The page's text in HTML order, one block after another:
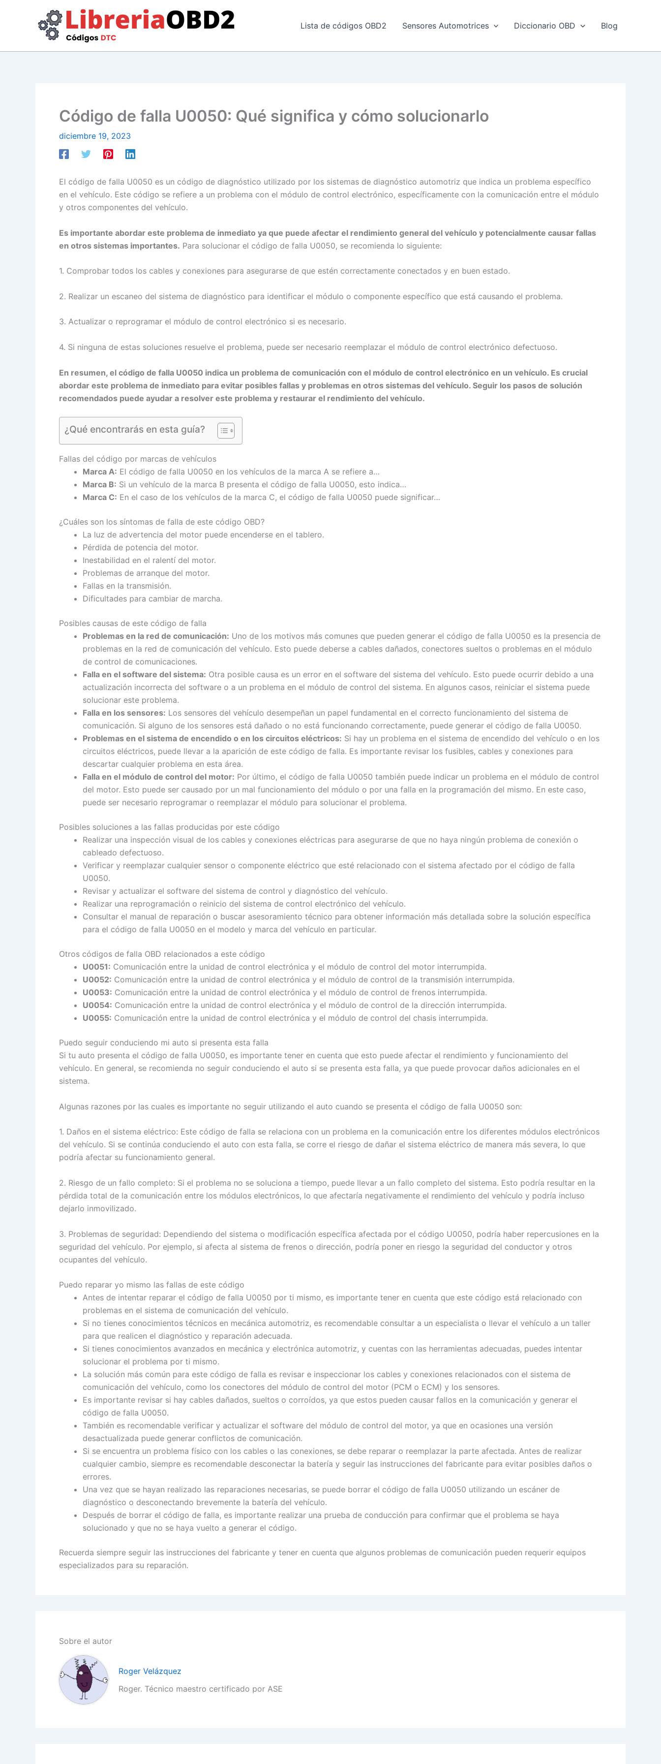
Lista de códigos OBD2 Sensores Automotrices Diccionario OBD Blog
Código de falla U0050: Qué significa y cómo solucionarlo
diciembre 19, 2023
El código de falla U0050 es un código de diagnóstico utilizado por los sistemas de diagnóstico automotriz que indica un problema específico
en el vehículo. Este código se refiere a un problema con el módulo de control electrónico, específicamente con la comunicación entre el módulo
y otros componentes del vehículo.
Es importante abordar este problema de inmediato ya que puede afectar el rendimiento general del vehículo y potencialmente causar fallas
en otros sistemas importantes. Para solucionar el código de falla U0050, se recomienda lo siguiente:
1. Comprobar todos los cables y conexiones para asegurarse de que estén correctamente conectados y en buen estado.
2. Realizar un escaneo del sistema de diagnóstico para identificar el módulo o componente específico que está causando el problema.
3. Actualizar o reprogramar el módulo de control electrónico si es necesario.
4. Si ninguna de estas soluciones resuelve el problema, puede ser necesario reemplazar el módulo de control electrónico defectuoso.
En resumen, el código de falla U0050 indica un problema de comunicación con el módulo de control electrónico en un vehículo. Es crucial
abordar este problema de inmediato para evitar posibles fallas y problemas en otros sistemas del vehículo. Seguir los pasos de solución
recomendados puede ayudar a resolver este problema y restaurar el rendimiento del vehículo.
¿Qué encontrarás en esta guía?
Fallas del código por marcas de vehículos
Marca A: El código de falla U0050 en los vehículos de la marca A se refiere a…
Marca B: Si un vehículo de la marca B presenta el código de falla U0050, esto indica…
Marca C: En el caso de los vehículos de la marca C, el código de falla U0050 puede significar…
¿Cuáles son los síntomas de falla de este código OBD?
La luz de advertencia del motor puede encenderse en el tablero.
Pérdida de potencia del motor.
Inestabilidad en el ralentí del motor.
Problemas de arranque del motor.
Fallas en la transmisión.
Dificultades para cambiar de marcha.
Posibles causas de este código de falla
Problemas en la red de comunicación: Uno de los motivos más comunes que pueden generar el código de falla U0050 es la presencia de
problemas en la red de comunicación del vehículo. Esto puede deberse a cables dañados, conectores sueltos o problemas en el módulo
de control de comunicaciones.
Falla en el software del sistema: Otra posible causa es un error en el software del sistema del vehículo. Esto puede ocurrir debido a una
actualización incorrecta del software o a un problema en el módulo de control del sistema. En algunos casos, reiniciar el sistema puede
solucionar este problema.
Falla en los sensores: Los sensores del vehículo desempeñan un papel fundamental en el correcto funcionamiento del sistema de
comunicación. Si alguno de los sensores está dañado o no está funcionando correctamente, puede generar el código de falla U0050.
Problemas en el sistema de encendido o en los circuitos eléctricos: Si hay un problema en el sistema de encendido del vehículo o en los
circuitos eléctricos, puede llevar a la aparición de este código de falla. Es importante revisar los fusibles, cables y conexiones para
descartar cualquier problema en esta área.
Falla en el módulo de control del motor: Por último, el código de falla U0050 también puede indicar un problema en el módulo de control
del motor. Esto puede ser causado por un mal funcionamiento del módulo o por una falla en la programación del mismo. En este caso,
puede ser necesario reprogramar o reemplazar el módulo para solucionar el problema.
Posibles soluciones a las fallas producidas por este código
Realizar una inspección visual de los cables y conexiones eléctricas para asegurarse de que no haya ningún problema de conexión o
cableado defectuoso.
Verificar y reemplazar cualquier sensor o componente eléctrico que esté relacionado con el sistema afectado por el código de falla
U0050.
Revisar y actualizar el software del sistema de control y diagnóstico del vehículo.
Realizar una reprogramación o reinicio del sistema de control electrónico del vehículo.
Consultar el manual de reparación o buscar asesoramiento técnico para obtener información más detallada sobre la solución específica
para el código de falla U0050 en el modelo y marca del vehículo en particular.
Otros códigos de falla OBD relacionados a este código
U0051: Comunicación entre la unidad de control electrónica y el módulo de control del motor interrumpida.
U0052: Comunicación entre la unidad de control electrónica y el módulo de control de la transmisión interrumpida.
U0053: Comunicación entre la unidad de control electrónica y el módulo de control de frenos interrumpida.
U0054: Comunicación entre la unidad de control electrónica y el módulo de control de la dirección interrumpida.
U0055: Comunicación entre la unidad de control electrónica y el módulo de control del chasis interrumpida.
Puedo seguir conduciendo mi auto si presenta esta falla
Si tu auto presenta el código de falla U0050, es importante tener en cuenta que esto puede afectar el rendimiento y funcionamiento del
vehículo. En general, se recomienda no seguir conduciendo el auto si se presenta esta falla, ya que puede provocar daños adicionales en el
sistema.
Algunas razones por las cuales es importante no seguir utilizando el auto cuando se presenta el código de falla U0050 son:
1. Daños en el sistema eléctrico: Este código de falla se relaciona con un problema en la comunicación entre los diferentes módulos electrónicos
del vehículo. Si se continúa conduciendo el auto con esta falla, se corre el riesgo de dañar el sistema eléctrico de manera más severa, lo que
podría afectar su funcionamiento general.
2. Riesgo de un fallo completo: Si el problema no se soluciona a tiempo, puede llevar a un fallo completo del sistema. Esto podría resultar en la
pérdida total de la comunicación entre los módulos electrónicos, lo que afectaría negativamente el rendimiento del vehículo y podría incluso
dejarlo inmovilizado.
3. Problemas de seguridad: Dependiendo del sistema o modificación específica afectada por el código U0050, podría haber repercusiones en la
seguridad del vehículo. Por ejemplo, si afecta al sistema de frenos o dirección, podría poner en riesgo la seguridad del conductor y otros
ocupantes del vehículo.
Puedo reparar yo mismo las fallas de este código
Antes de intentar reparar el código de falla U0050 por ti mismo, es importante tener en cuenta que este código está relacionado con
problemas en el sistema de comunicación del vehículo.
Si no tienes conocimientos técnicos en mecánica automotriz, es recomendable consultar a un especialista o llevar el vehículo a un taller
para que realicen el diagnóstico y reparación adecuada.
Si tienes conocimientos avanzados en mecánica y electrónica automotriz, y cuentas con las herramientas adecuadas, puedes intentar
solucionar el problema por ti mismo.
La solución más común para este código de falla es revisar e inspeccionar los cables y conexiones relacionados con el sistema de
comunicación del vehículo, como los conectores del módulo de control del motor (PCM o ECM) y los sensores.
Es importante revisar si hay cables dañados, sueltos o corroídos, ya que estos pueden causar fallos en la comunicación y generar el
código de falla U0050.
También es recomendable verificar y actualizar el software del módulo de control del motor, ya que en ocasiones una versión
desactualizada puede generar conflictos de comunicación.
Si se encuentra un problema físico con los cables o las conexiones, se debe reparar o reemplazar la parte afectada. Antes de realizar
cualquier cambio, siempre es recomendable desconectar la batería y seguir las instrucciones del fabricante para evitar posibles daños o
errores.
Una vez que se hayan realizado las reparaciones necesarias, se puede borrar el código de falla U0050 utilizando un escáner de
diagnóstico o desconectando brevemente la batería del vehículo.
Después de borrar el código de falla, es importante realizar una prueba de conducción para confirmar que el problema se haya
solucionado y que no se haya vuelto a generar el código.
Recuerda siempre seguir las instrucciones del fabricante y tener en cuenta que algunos problemas de comunicación pueden requerir equipos
especializados para su reparación.
Sobre el autor
Roger Velázquez
Roger. Técnico maestro certificado por ASE